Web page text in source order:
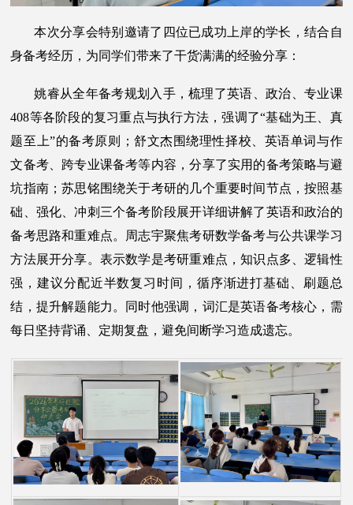
本次分享会特别邀请了四位已成功上岸的学长，结合自
身备考经历，为同学们带来了干货满满的经验分享：
姚睿从全年备考规划入手，梳理了英语、政治、专业课
408等各阶段的复习重点与执行方法，强调了“基础为王、真
题至上”的备考原则；舒文杰围绕理性择校、英语单词与作
文备考、跨专业课备考等内容，分享了实用的备考策略与避
坑指南；苏思铭围绕关于考研的几个重要时间节点，按照基
础、强化、冲刺三个备考阶段展开详细讲解了英语和政治的
备考思路和重难点。周志宇聚焦考研数学备考与公共课学习
方法展开分享。表示数学是考研重难点，知识点多、逻辑性
强，建议分配近半数复习时间，循序渐进打基础、刷题总
结，提升解题能力。同时他强调，词汇是英语备考核心，需
每日坚持背诵、定期复盘，避免间断学习造成遗忘。